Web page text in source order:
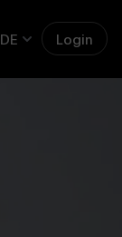
DE Login